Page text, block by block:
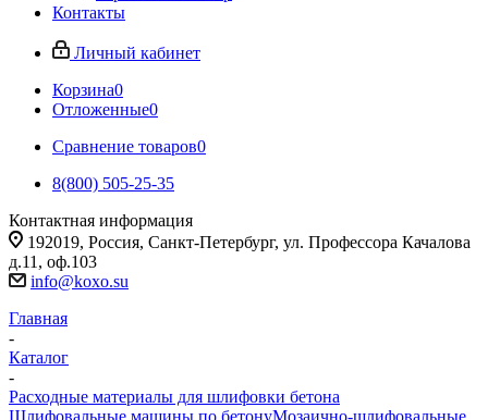
Контакты
Личный кабинет
Корзина0
Отложенные0
Сравнение товаров0
8(800) 505-25-35
Контактная информация
192019, Россия, Санкт-Петербург, ул. Профессора Качалова
д.11, оф.103
info@koxo.su
Главная
-
Каталог
-
Расходные материалы для шлифовки бетона
Шлифовальные машины по бетонуМозаично-шлифовальные